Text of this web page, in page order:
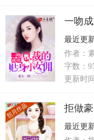
一吻
最近更
作者：
字数：
更新时
拒做
最近更